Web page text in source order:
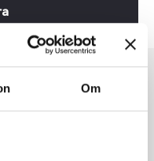
Om